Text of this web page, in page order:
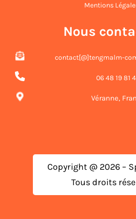
Mentions
Nous
contact[@]tengmalm-
06 48 19 81
Véranne,
Copyright @ 2026 –
Tous droits